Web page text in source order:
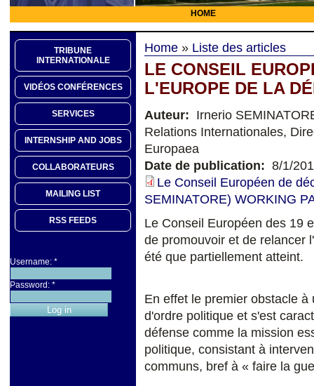
HOME
TRIBUNE
INTERNATIONALE
VIDÉOS CONFÉRENCES
SERVICES
INTERNSHIP AND JOBS
COLLABORATEURS
MAILING LIST
RSS FEEDS
Username: *
Password: *
Home » Liste des articles
LE CONSEIL
L'EUROPE DE LA
Auteur: Irnerio
Relations Internationales,
Europaea
Date de publication: 8/1/
Le Conseil Européen de
SEMINATORE) WORKING
Le Conseil Européen des 19
de promouvoir et de relancer
été que partiellement atteint.
En effet le premier obstacle
d'ordre politique et s'est
défense comme la mission
politique, consistant à
communs, bref à « faire la